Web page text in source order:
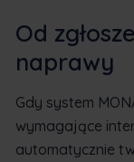
Od
naprawy
Gdy system
wymagające
automatycznie